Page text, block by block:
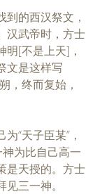
的西汉祭文，
汉武帝时，方士
[不是上天]，
文是这样写
，终而复始，
“天子臣某”，
为比自己高一
是天授的。方士
三一神。